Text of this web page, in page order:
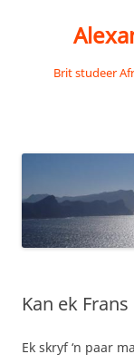
Brit studeer
Kan ek
Ek skryf ‘n paar